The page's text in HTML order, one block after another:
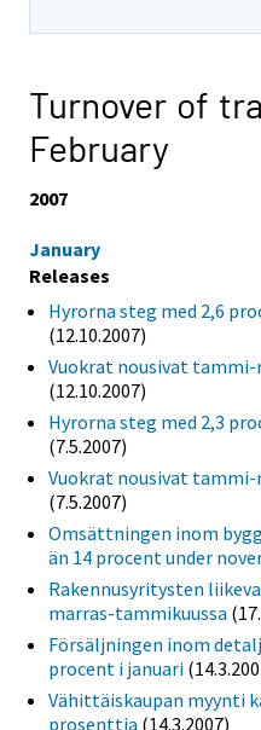
Turnover of
February
2007
January
Releases
Hyrorna steg med 2,6
(12.10.2007)
Vuokrat nousivat
(12.10.2007)
Hyrorna steg med 2,3
(7.5.2007)
Vuokrat nousivat
(7.5.2007)
Omsättningen inom
än 14 procent under
Rakennusyritysten
marras-tammikuussa
Försäljningen inom
procent i januari
Vähittäiskaupan myynti
prosenttia (14.3.2007)